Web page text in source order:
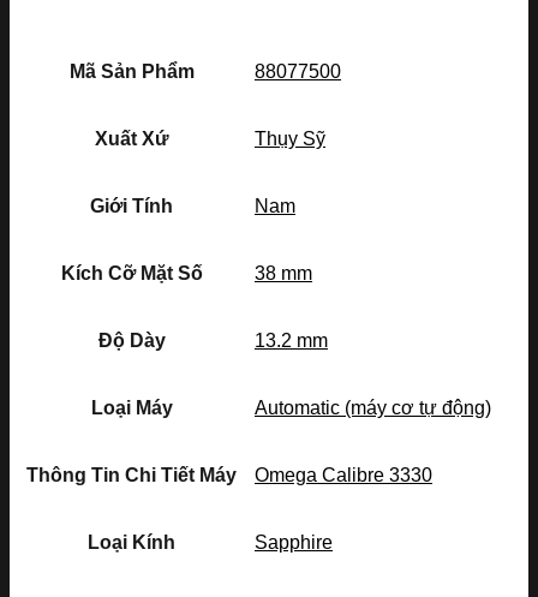
Mã Sản Phẩm 88077500
Xuất Xứ Thụy Sỹ
Giới Tính Nam
Kích Cỡ Mặt Số 38 mm
Độ Dày 13.2 mm
Loại Máy Automatic (máy cơ tự động)
Thông Tin Chi Tiết Máy Omega Calibre 3330
Loại Kính Sapphire